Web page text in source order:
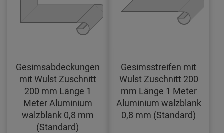
Gesimsabdeckungen
mit Wulst Zuschnitt
200 mm Länge 1
Meter Aluminium
walzblank 0,8 mm
(Standard)
Gesimsstreifen mit
Wulst Zuschnitt 200
mm Länge 1 Meter
Aluminium walzblank
0,8 mm (Standard)